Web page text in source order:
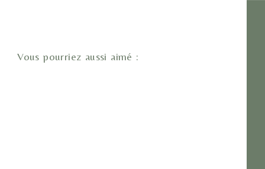
Vous pourriez aussi aimé :